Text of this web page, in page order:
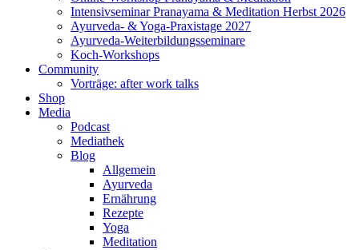
Intensivseminar Pranayama & Meditation Herbst 2026
Ayurveda- & Yoga-Praxistage 2027
Ayurveda-Weiterbildungsseminare
Koch-Workshops
Community
Vorträge: after work talks
Shop
Media
Podcast
Mediathek
Blog
Allgemein
Ayurveda
Ernährung
Rezepte
Yoga
Meditation